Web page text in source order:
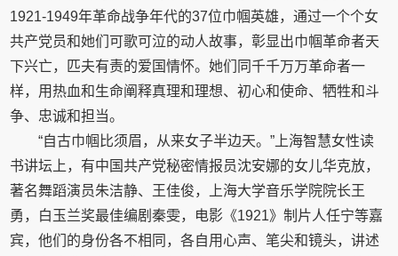
1921-1949年革命战争年代的37位巾帼英雄，通过一个个女
共产党员和她们可歌可泣的动人故事，彰显出巾帼革命者天
下兴亡，匹夫有责的爱国情怀。她们同千千万万革命者一
样，用热血和生命阐释真理和理想、初心和使命、牺牲和斗
争、忠诚和担当。
“自古巾帼比须眉，从来女子半边天。”上海智慧女性读
书讲坛上，有中国共产党秘密情报员沈安娜的女儿华克放，
著名舞蹈演员朱洁静、王佳俊，上海大学音乐学院院长王
勇，白玉兰奖最佳编剧秦雯，电影《1921》制片人任宁等嘉
宾，他们的身份各不相同，各自用心声、笔尖和镜头，讲述